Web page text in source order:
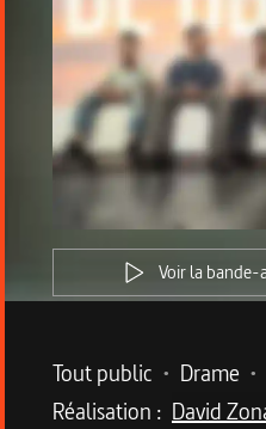
Voir la bande-
Metadata
Tout public • Drame •
Réalisation : David